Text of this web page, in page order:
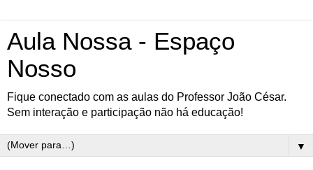
Aula Nossa - Espaço
Nosso
Fique conectado com as aulas do Professor João César.
Sem interação e participação não há educação!
▼